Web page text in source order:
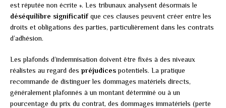
est réputée non écrite ». Les tribunaux analysent désormais le
déséquilibre significatifque ces clauses peuvent créer entre les
droits et obligations des parties, particulièrement dans les contrats
d’adhésion.
Les plafonds d’indemnisation doivent être fixés à des niveaux
réalistes au regard des préjudicespotentiels. La pratique
recommande de distinguer les dommages matériels directs,
généralement plafonnés à un montant déterminé ou à un
pourcentage du prix du contrat, des dommages immatériels (perte